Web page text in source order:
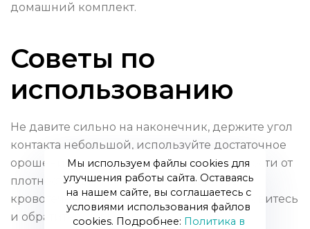
домашний комплект.
Советы по
использованию
Не давите сильно на наконечник, держите угол
контакта небольшой, используйте достаточное
орошение и меняйте режимы в зависимости от
плотности отложений. Если появилось
кровотечение или сильная боль — остановитесь
и обратитесь к врачу.
Мы используем файлы cookies для
улучшения работы сайта. Оставаясь
на нашем сайте, вы соглашаетесь с
условиями использования файлов
cookies. Подробнее: Политика в